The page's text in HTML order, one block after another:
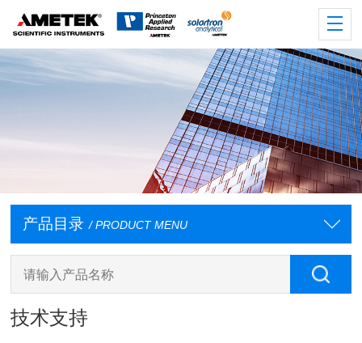
产品目录 / PRODUCT MENU
技术支持